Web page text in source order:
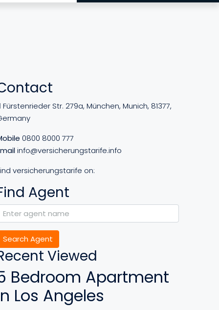
Fürstenrieder Str. 279a, München, Munich, 81377,
0800 8000 777
info@versicherungstarife.info
versicherungstarife on:
Agent
Search Agent
Viewed
Bedroom Apartment
Los Angeles